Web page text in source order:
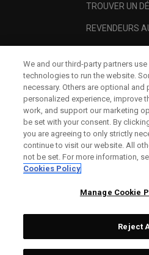
TROUVER UN
REVENDEURS
A
MENTIONS
We and our third-party partners
technologies to run the website.
necessary. Others are optional and
personalized experience, improve
work, and support our marketing
be set with your consent. By
you are agreeing to only strictly
continue to visit our website. All
not be set. For more information,
Cookies Policy
Manage Cookie
Reject